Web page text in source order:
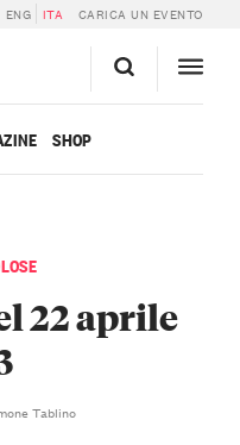
VINO A QUIZ DEL 22 APRILE 2013
ENG ITA CARICA UN EVENTO
SHOP
22 aprile
Tablino